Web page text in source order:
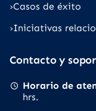
Casos de éxito
Iniciativas
Contacto y
Horario de
hrs.